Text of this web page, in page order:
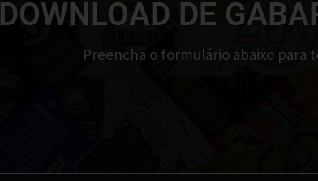
DOWNLOAD DE
Preencha o formulário abaixo para